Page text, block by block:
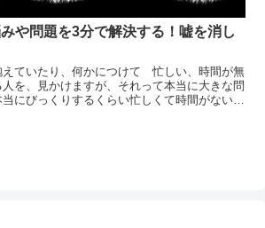
や問題を3分で解決する！嘘を消し
えていたり、何かにつけて 忙しい、時間が無
を、見かけますが、それって本当に大きな問
にびっくりするくらい忙しくて時間がないの